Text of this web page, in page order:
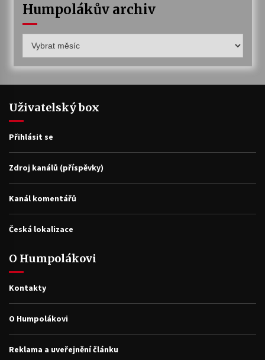
Humpolákův archiv
archiv
Uživatelský box
Přihlásit se
Zdroj kanálů (příspěvky)
Kanál komentářů
Česká lokalizace
O Humpolákovi
Kontakty
O Humpolákovi
Reklama a uveřejnění článku